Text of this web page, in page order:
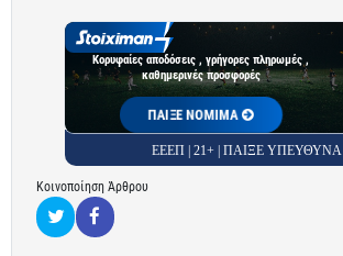
Κορυφαίες αποδόσεις , γρήγορες πληρωμές ,
καθημερινές προσφορές
ΠΑΙΞΕ ΝΟΜΙΜΑ
ΕΕΕΠ | 21+ | ΠΑΙΞΕ ΥΠΕΥΘΥΝΑ
Κοινοποίηση Άρθρου